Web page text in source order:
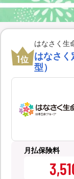
1位
はなさく生
はなさ
型）
月払保険料